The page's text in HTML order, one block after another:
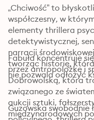
„Chciwość” to
współczesny, w
elementy thrillera
detektywistycznej,
narracji
tworząc historię,
nie pozwala odłożyć
Fabuła koncentruje
przez antropolożkę i
Dobrowolską, która
związanego ze
aukcji sztuki,
międzynarodowych
Guzowska swobodnie